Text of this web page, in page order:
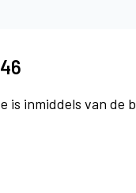
is inmiddels van de